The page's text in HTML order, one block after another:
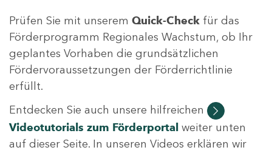
Prüfen Sie mit unserem Quick-Check für das
Förderprogramm Regionales Wachstum, ob Ihr
geplantes Vorhaben die grundsätzlichen
Fördervoraussetzungen der Förderrichtlinie
erfüllt.
Entdecken Sie auch unsere hilfreichen
Videotutorials zum Förderportal weiter unten
auf dieser Seite. In unseren Videos erklären wir